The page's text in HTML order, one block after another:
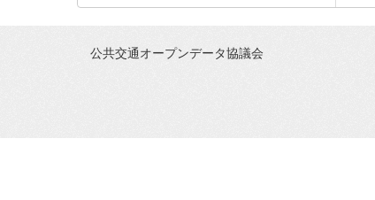
公共交通オープンデータ協議会